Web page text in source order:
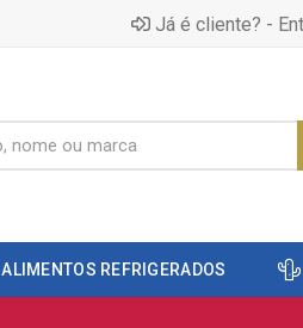
Já é cliente? -
ALIMENTOS REFRIGERADOS